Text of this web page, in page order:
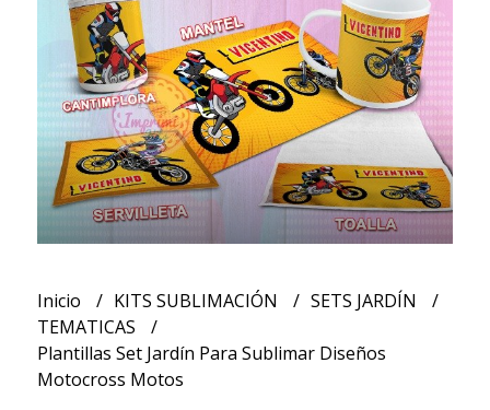
Inicio KITS SUBLIMACIÓN
SETS JARDÍN
TEMATICAS
Plantillas Set Jardín Para Sublimar Diseños
Motocross Motos